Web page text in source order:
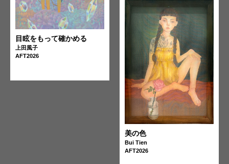
目眩をもって確かめる
上田風子
AFT2026
美の色
Bui Tien
AFT2026